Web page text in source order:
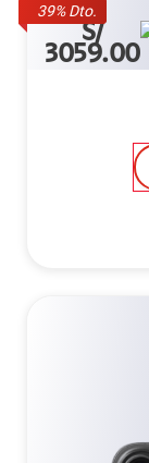
39% Dto.
S/
3059.00